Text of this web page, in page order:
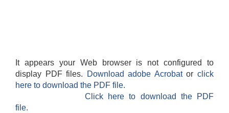
It appears your Web browser is not configured to
display PDF files.
Download adobe Acrobatorclick
here to download the PDF file.
Click here to download the PDF
file.